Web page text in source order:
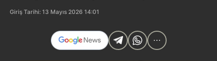
Giriş Tarihi: 13 Mayıs 2026 14:01